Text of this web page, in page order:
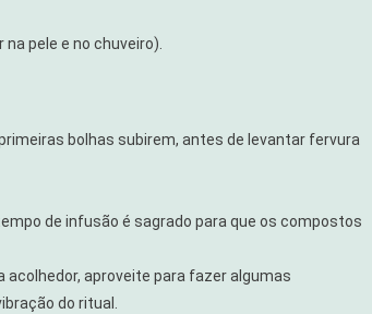
pele e no chuveiro).
bolhas subirem, antes de levantar fervura
de infusão é sagrado para que os compostos
acolhedor, aproveite para fazer algumas
do ritual.